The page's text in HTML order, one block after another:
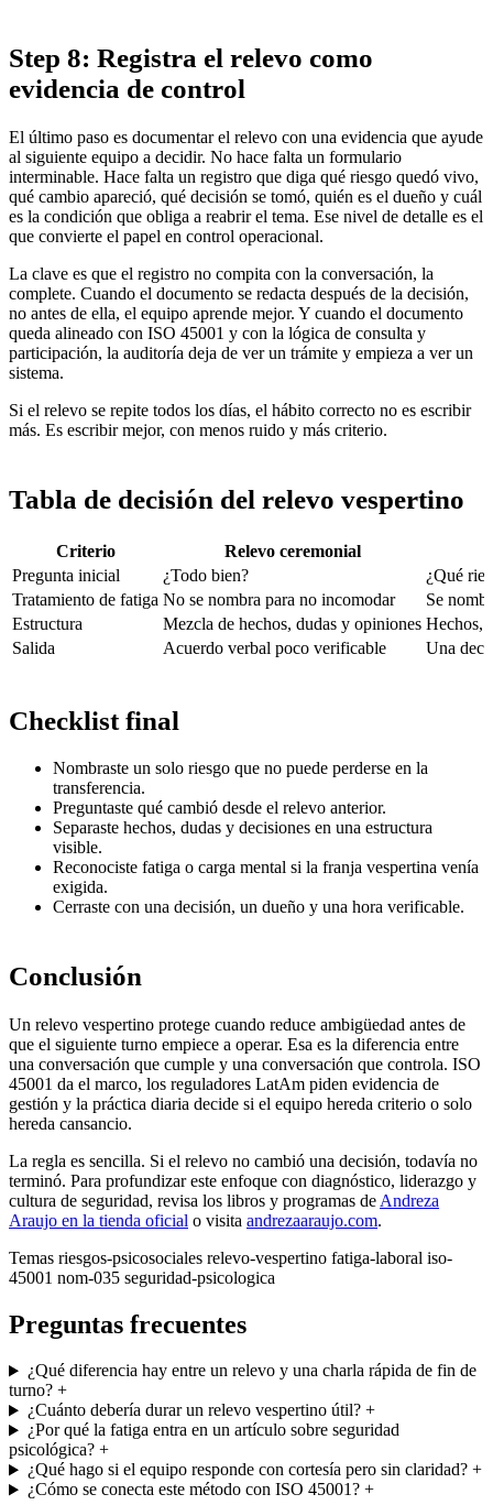
Step 8: Registra el relevo como
evidencia de control
El último paso es documentar el relevo con una evidencia que ayude
al siguiente equipo a decidir. No hace falta un formulario
interminable. Hace falta un registro que diga qué riesgo quedó vivo,
qué cambio apareció, qué decisión se tomó, quién es el dueño y cuál
es la condición que obliga a reabrir el tema. Ese nivel de detalle es el
que convierte el papel en control operacional.
La clave es que el registro no compita con la conversación, la
complete. Cuando el documento se redacta después de la decisión,
no antes de ella, el equipo aprende mejor. Y cuando el documento
queda alineado con ISO 45001 y con la lógica de consulta y
participación, la auditoría deja de ver un trámite y empieza a ver un
sistema.
Si el relevo se repite todos los días, el hábito correcto no es escribir
más. Es escribir mejor, con menos ruido y más criterio.
Tabla de decisión del relevo vespertino
Criterio
Relevo ceremonial
Pregunta inicial
¿Todo bien?
¿Qué
Tratamiento de fatiga No se nombra para no incomodar
Se
Estructura
Mezcla de hechos, dudas y opiniones Hechos,
Salida
Acuerdo verbal poco verificable Una
Checklist final
Nombraste un solo riesgo que no puede perderse en la
transferencia.
Preguntaste qué cambió desde el relevo anterior.
Separaste hechos, dudas y decisiones en una estructura
visible.
Reconociste fatiga o carga mental si la franja vespertina venía
exigida.
Cerraste con una decisión, un dueño y una hora verificable.
Conclusión
Un relevo vespertino protege cuando reduce ambigüedad antes de
que el siguiente turno empiece a operar. Esa es la diferencia entre
una conversación que cumple y una conversación que controla. ISO
45001 da el marco, los reguladores LatAm piden evidencia de
gestión y la práctica diaria decide si el equipo hereda criterio o solo
hereda cansancio.
La regla es sencilla. Si el relevo no cambió una decisión, todavía no
terminó. Para profundizar este enfoque con diagnóstico, liderazgo y
cultura de seguridad, revisa los libros y programas de Andreza
Araujo en la tienda oficial o visita andrezaaraujo.com.
Temas riesgos-psicosociales relevo-vespertino fatiga-laboral iso-
45001 nom-035 seguridad-psicologica
Preguntas frecuentes
¿Qué diferencia hay entre un relevo y una charla rápida de fin de
turno? +
¿Cuánto debería durar un relevo vespertino útil?+
¿Por qué la fatiga entra en un artículo sobre seguridad
psicológica? +
¿Qué hago si el equipo responde con cortesía pero sin claridad?+
¿Cómo se conecta este método con ISO 45001?+